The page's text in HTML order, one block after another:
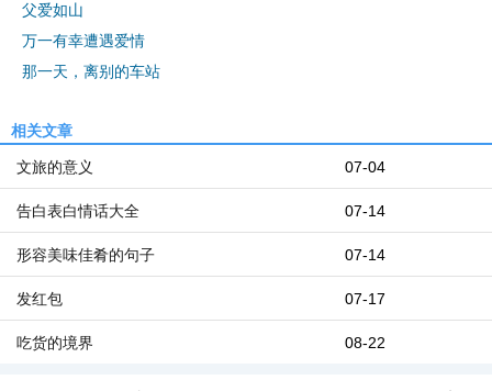
父爱如山
万一有幸遭遇爱情
那一天，离别的车站
相关文章
07-04
文旅的意义
07-14
告白表白情话大全
07-14
形容美味佳肴的句子
07-17
发红包
08-22
吃货的境界